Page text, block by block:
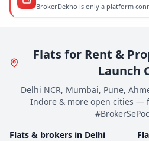
BrokerDekho is only a platform
Flats for Rent &
Launch
Delhi NCR, Mumbai, Pune,
Indore & more open cities —
Flats & brokers in Delhi